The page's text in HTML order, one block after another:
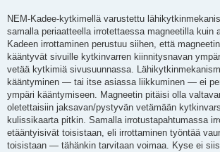
NEM-Kadee-kytkimellä varustettu
samalla periaatteella irrotettaessa magneetilla kuin
Kadeen irrottaminen perustuu siihen, että
kääntyvät sivuille kytkinvarren kiinnitysnavan
vetää kytkimiä sivusuunnassa.
kääntyminen — tai itse asiassa liikkuminen — ei
ympäri kääntymiseen. Magneetin pitäisi olla
oletettaisiin jaksavan/pystyvän vetämään
kulissikaarta pitkin. Samalla irrotustapahtumassa
etääntyisivät toisistaan, eli irrottaminen työntää
toisistaan — tähänkin tarvitaan voimaa. Kyse ei